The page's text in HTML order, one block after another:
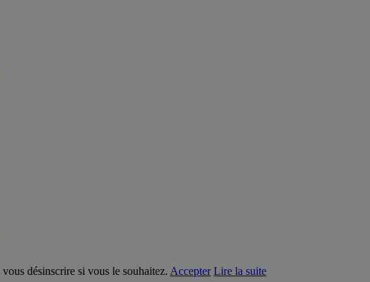
désinscrire si vous le souhaitez. Accepter Lire la suite